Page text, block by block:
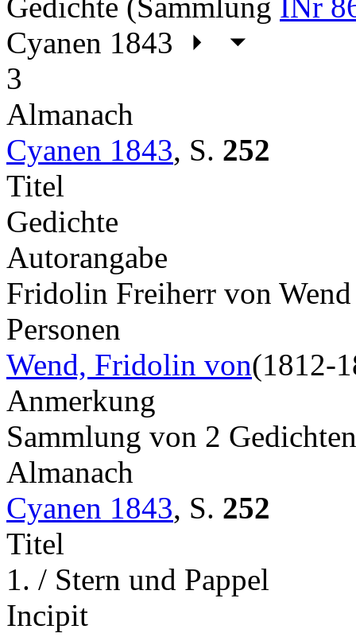
Cyanen 1843
3
Almanach
Cyanen 1843, S. 252
Titel
Gedichte
Autorangabe
Fridolin Freiherr von Wend
Personen
Wend, Fridolin von(1812-
Anmerkung
Sammlung von 2
Almanach
Cyanen 1843, S. 252
Titel
1. / Stern und Pappel
Incipit